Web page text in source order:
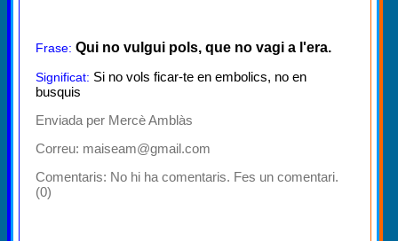
Frase: Qui no vulgui pols, que no vagi a l'era.
Significat: Si no vols ficar-te en embolics, no en
busquis
Enviada per Mercè Amblàs
Correu: maiseam@gmail.com
Comentaris: No hi ha comentaris. Fes un comentari.
(0)